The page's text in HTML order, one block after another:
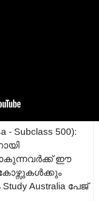
- Subclass 500):
ഈ
Australia പേജ്